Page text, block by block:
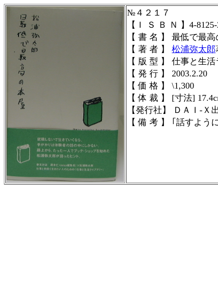
№４２１７
【Ｉ Ｓ Ｂ Ｎ 】4-
【 書 名 】 最低で最
【 著 者 】 松浦弥太郎
【 版 型 】 仕事と生
【 発 行 】 2003.2.20
【 価 格 】 \1,300
【 体 裁 】 [寸法]
【発行社】
ＤＡＩ-Ｘ
【 備 考 】 ｢話すよ